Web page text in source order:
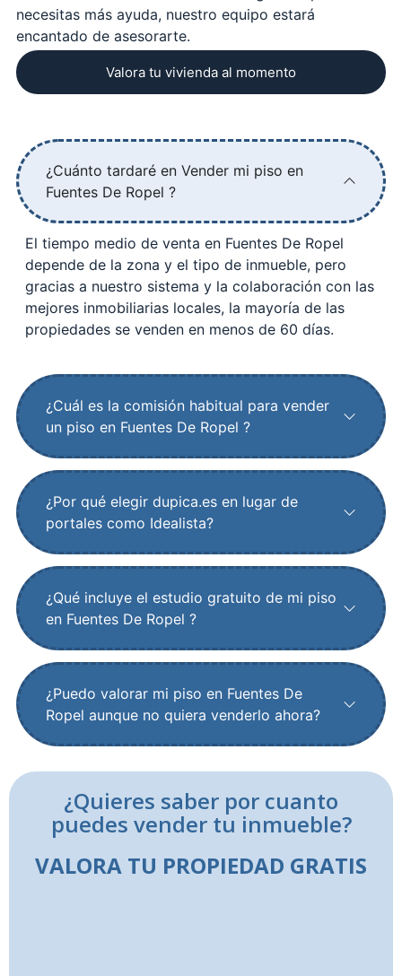
necesitas más ayuda, nuestro equipo estará
encantado de asesorarte.
Valora tu vivienda al momento
¿Cuánto tardaré en Vender mi piso en
Fuentes De Ropel ?
El tiempo medio de venta en Fuentes De Ropel
depende de la zona y el tipo de inmueble, pero
gracias a nuestro sistema y la colaboración con las
mejores inmobiliarias locales, la mayoría de las
propiedades se venden en menos de 60 días.
¿Cuál es la comisión habitual para vender
un piso en Fuentes De Ropel ?
¿Por qué elegir dupica.es en lugar de
portales como Idealista?
¿Qué incluye el estudio gratuito de mi piso
en Fuentes De Ropel ?
¿Puedo valorar mi piso en Fuentes De
Ropel aunque no quiera venderlo ahora?
¿Quieres saber por cuanto
puedes vender tu inmueble?
VALORA TU PROPIEDAD GRATIS